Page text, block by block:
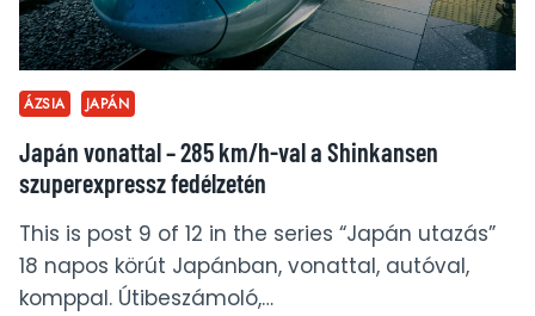
ÁZSIA JAPÁN
Japán vonattal – 285 km/h-val a Shinkansen
szuperexpressz fedélzetén
This is post 9 of 12 in the series “Japán utazás”
18 napos körút Japánban, vonattal, autóval,
komppal. Útibeszámoló,…